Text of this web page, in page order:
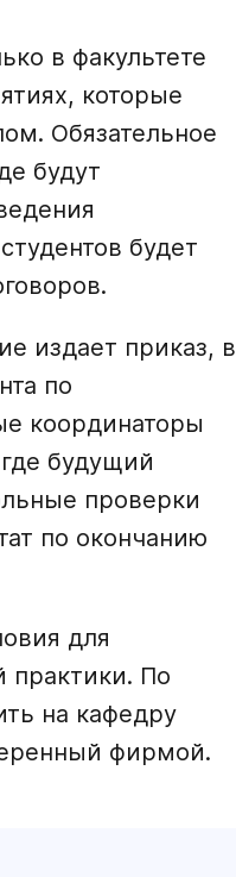
в факультете
которые
Обязательное
будут
будет
издает приказ, в
по
координаторы
будущий
проверки
по окончанию
для
практики. По
на кафедру
фирмой.